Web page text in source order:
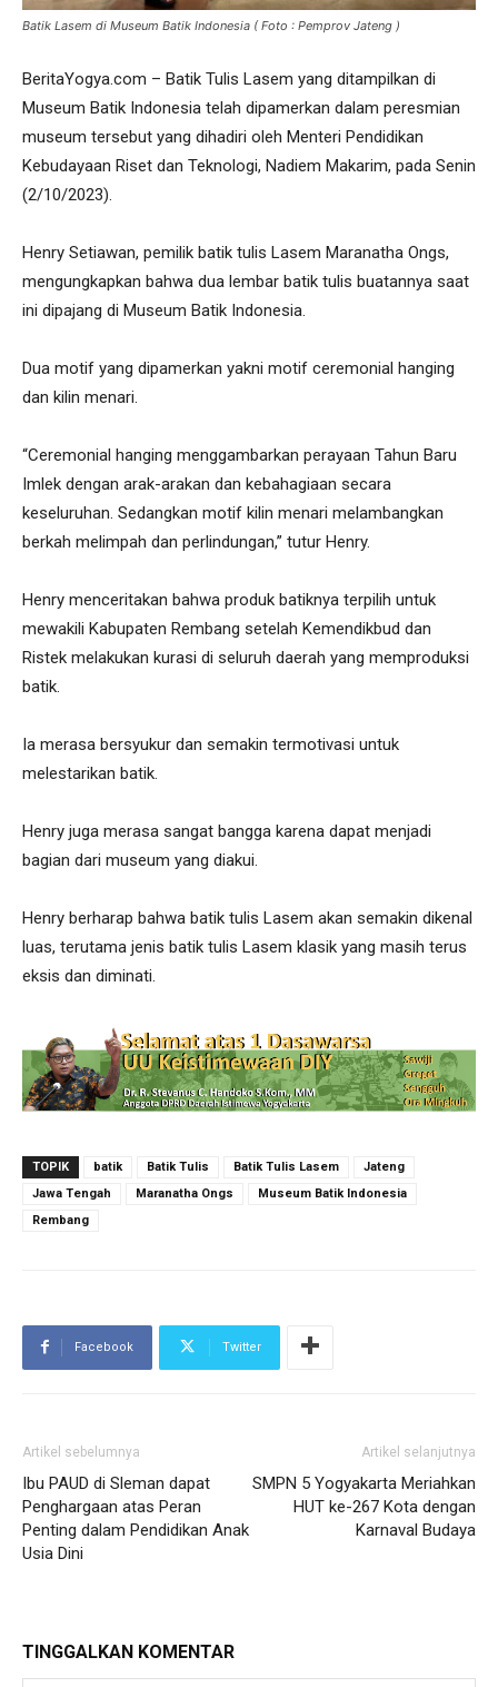
Batik Lasem di Museum Batik Indonesia ( Foto : Pemprov Jateng )
BeritaYogya.com – Batik Tulis Lasem yang ditampilkan di
Museum Batik Indonesia telah dipamerkan dalam peresmian
museum tersebut yang dihadiri oleh Menteri Pendidikan
Kebudayaan Riset dan Teknologi, Nadiem Makarim, pada Senin
(2/10/2023).
Henry Setiawan, pemilik batik tulis Lasem Maranatha Ongs,
mengungkapkan bahwa dua lembar batik tulis buatannya saat
ini dipajang di Museum Batik Indonesia.
Dua motif yang dipamerkan yakni motif ceremonial hanging
dan kilin menari.
“Ceremonial hanging menggambarkan perayaan Tahun Baru
Imlek dengan arak-arakan dan kebahagiaan secara
keseluruhan. Sedangkan motif kilin menari melambangkan
berkah melimpah dan perlindungan,” tutur Henry.
Henry menceritakan bahwa produk batiknya terpilih untuk
mewakili Kabupaten Rembang setelah Kemendikbud dan
Ristek melakukan kurasi di seluruh daerah yang memproduksi
batik.
Ia merasa bersyukur dan semakin termotivasi untuk
melestarikan batik.
Henry juga merasa sangat bangga karena dapat menjadi
bagian dari museum yang diakui.
Henry berharap bahwa batik tulis Lasem akan semakin dikenal
luas, terutama jenis batik tulis Lasem klasik yang masih terus
eksis dan diminati.
TOPIK batik Batik Tulis Batik Tulis Lasem
Jateng
Jawa Tengah
Maranatha Ongs
Museum Batik Indonesia
Rembang
Facebook Twitter
Artikel sebelumnya
Ibu PAUD di Sleman dapat
Penghargaan atas Peran
Penting dalam Pendidikan Anak
Usia Dini
Artikel selanjutnya
SMPN 5 Yogyakarta Meriahkan
HUT ke-267 Kota dengan
Karnaval Budaya
TINGGALKAN KOMENTAR